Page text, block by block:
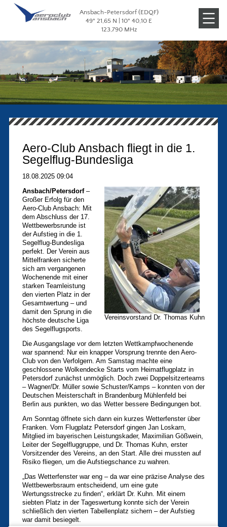
Ansbach-Petersdorf (EDQF)
49° 21,65 N | 10° 40,10 E
123,790 MHz
Aero-Club Ansbach fliegt in die 1.
Segelflug-Bundesliga
18.08.2025 09:04
Vereinsvorstand Dr. Thomas Kuhn
Ansbach/Petersdorf–
Großer Erfolg für den
Aero-Club Ansbach: Mit
dem Abschluss der 17.
Wettbewerbsrunde ist
der Aufstieg in die 1.
Segelflug-Bundesliga
perfekt. Der Verein aus
Mittelfranken sicherte
sich am vergangenen
Wochenende mit einer
starken Teamleistung
den vierten Platz in der
Gesamtwertung – und
damit den Sprung in die
höchste deutsche Liga
des Segelflugsports.
Die Ausgangslage vor dem letzten Wettkampfwochenende
war spannend: Nur ein knapper Vorsprung trennte den Aero-
Club von den Verfolgern. Am Samstag machte eine
geschlossene Wolkendecke Starts vom Heimatflugplatz in
Petersdorf zunächst unmöglich. Doch zwei Doppelsitzerteams
– Wagner/Dr. Müller sowie Schuster/Kamps – konnten von der
Deutschen Meisterschaft in Brandenburg Mühlenfeld bei
Berlin aus punkten, wo das Wetter bessere Bedingungen bot.
Am Sonntag öffnete sich dann ein kurzes Wetterfenster über
Franken. Vom Flugplatz Petersdorf gingen Jan Loskarn,
Mitglied im bayerischen Leistungskader, Maximilian Gößwein,
Leiter der Segelfluggruppe, und Dr. Thomas Kuhn, erster
Vorsitzender des Vereins, an den Start. Alle drei mussten auf
Risiko fliegen, um die Aufstiegschance zu wahren.
„Das Wetterfenster war eng – da war eine präzise Analyse des
Wettbewerbsraum entscheidend, um eine gute
Wertungsstrecke zu finden“, erklärt Dr. Kuhn. Mit einem
siebten Platz in der Tageswertung konnte sich der Verein
schließlich den vierten Tabellenplatz sichern – der Aufstieg
war damit besiegelt.
Veranstaltungen
Galerien